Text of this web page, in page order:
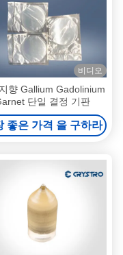
비디오
향 Gallium Gadolinium
단일 결정 기판
좋은 가격 을 구하라